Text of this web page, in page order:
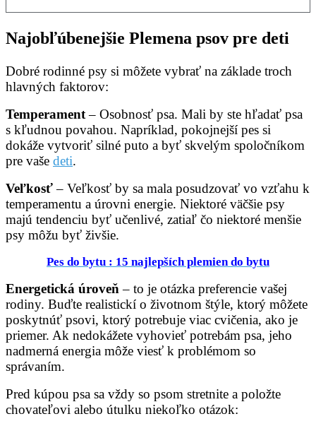
Najobľúbenejšie Plemena psov pre deti
Dobré rodinné psy si môžete vybrať na základe troch
hlavných faktorov:
Temperament– Osobnosť psa. Mali by ste hľadať psa
s kľudnou povahou. Napríklad, pokojnejší pes si
dokáže vytvoriť silné puto a byť skvelým spoločníkom
pre vaše deti.
Veľkosť– Veľkosť by sa mala posudzovať vo vzťahu k
temperamentu a úrovni energie. Niektoré väčšie psy
majú tendenciu byť učenlivé, zatiaľ čo niektoré menšie
psy môžu byť živšie.
Pes do bytu : 15 najlepších plemien do bytu
Energetická úroveň – to je otázka preferencie vašej
rodiny. Buďte realistickí o životnom štýle, ktorý môžete
poskytnúť psovi, ktorý potrebuje viac cvičenia, ako je
priemer. Ak nedokážete vyhovieť potrebám psa, jeho
nadmerná energia môže viesť k problémom so
správaním.
Pred kúpou psa sa vždy so psom stretnite a položte
chovateľovi alebo útulku niekoľko otázok: